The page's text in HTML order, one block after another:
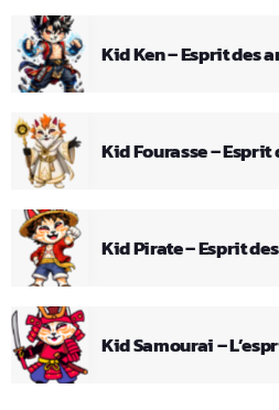
Kid Ken – Esprit des
Kid Fourasse –
Kid Pirate – Esprit
Kid Samourai –